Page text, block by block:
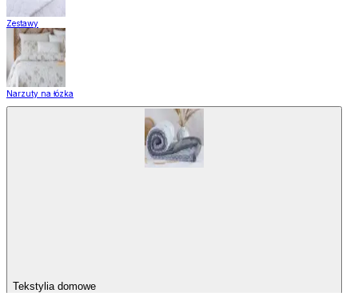
Zestawy
Narzuty na łózka
Tekstylia domowe